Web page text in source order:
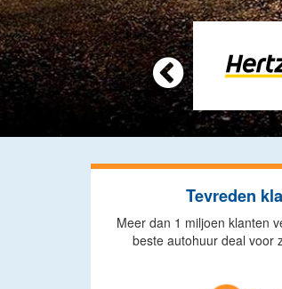

Tevreden
Meer dan 1 miljoen klanten
beste autohuur deal voor